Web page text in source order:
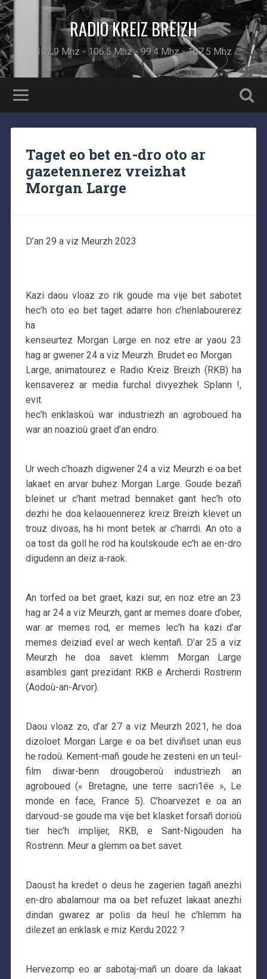
RADIO KREIZ BREIZH
102.9 Mhz - 106.5 Mhz - 99.4 Mhz - 107.5 Mhz
Taget eo bet en-dro oto ar
gazetennerez vreizhat
Morgan Large
D’an 29 a viz Meurzh 2023
Kazi daou vloaz zo rik goude ma vije bet sabotet
hec’h oto eo bet taget adarre hon c’henlabourerez
ha
kenseurtez Morgan Large en noz etre ar yaou 23
hag ar gwener 24 a viz Meurzh. Brudet eo Morgan
Large, animatourez e Radio Kreiz Breizh (RKB) ha
kensaverez ar media furchal divyezhek Splann !,
evit
hec’h enklaskoù war industriezh an agroboued ha
war an noazioù graet d’an endro.
Ur wech c’hoazh digwener 24 a viz Meurzh e oa bet
lakaet en arvar buhez Morgan Large. Goude bezañ
bleinet ur c’hant metrad bennaket gant hec’h oto
dezhi he doa kelaouennerez kreiz Breizh klevet un
trouz divoas, ha hi mont betek ar c’harrdi. An oto a
oa tost da goll he rod ha koulskoude ec’h ae en-dro
digudenn an deiz a-raok.
An torfed oa bet graet, kazi sur, en noz etre an 23
hag ar 24 a viz Meurzh, gant ar memes doare d’ober,
war ar memes rod, er memes lec’h ha kazi d’ar
memes deiziad evel ar wech kentañ. D’ar 25 a viz
Meurzh he doa savet klemm Morgan Large
asambles gant prezidant RKB e Archerdi Rostrenn
(Aodoù-an-Arvor).
Daou vloaz zo, d’ar 27 a viz Meurzh 2021, he doa
dizoloet Morgan Large e oa bet diviñset unan eus
he rodoù. Kement-mañ goude he zesteni en un teul-
film diwar-benn drougoberoù industriezh an
agroboued (« Bretagne, une terre sacri1ée », Le
monde en face, France 5). C’hoarvezet e oa an
darvoud-se goude ma vije bet klasket forsañ dorioù
tier hec’h implijer, RKB, e Sant-Nigouden ha
Rostrenn. Meur a glemm oa bet savet.
Daoust ha kredet o deus he zagerien tagañ anezhi
en-dro abalamour ma oa bet refuzet lakaat anezhi
dindan gwarez ar polis da heul he c’hlemm ha
dilezet an enklask e miz Kerdu 2022 ?
Hervezomp eo ar sabotaj-mañ un doare da lakaat